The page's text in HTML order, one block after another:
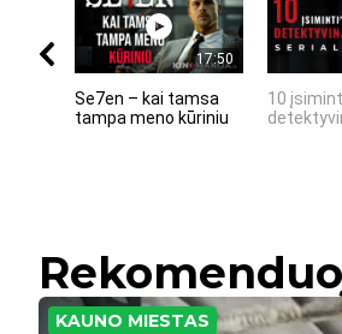
17:50
Se7en – kai tamsa
tampa meno kūriniu
10
KAUNO MIESTAS